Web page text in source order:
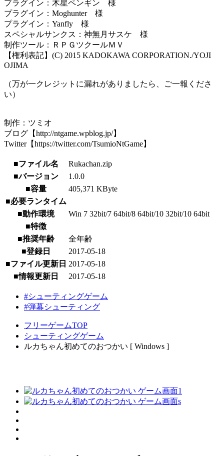
プラグイン：木星ペンギン 様
プラグイン：Moghunter 様
プラグイン：Yanfly 様
スペシャルサンクス：神無月サスケ 様
制作ツール：ＲＰＧツクールＭＶ
【権利表記】(C) 2015 KADOKAWA CORPORATION./YOJI
OJIMA
（万が一クレジットに漏れがありましたら、ご一報くださ
い）
制作：ツミオ
ブログ【http://ntgame.wpblog.jp/】
Twitter【https://twitter.com/TsumioNtGame】
■ファイル名
Rukachan.zip
■バージョン
1.0.0
■容量
405,371 KByte
■必要ランタイム
■動作環境
Win 7 32bit/7 64bit/8 64bit/10 32bit/10 64bit
■特徴
■推奨年齢
全年齢
■登録日
2017-05-18
■ファイル更新日 2017-05-18
■情報更新日
2017-05-18
#シューティングゲーム
#弾幕シューティング
フリーゲームTOP
シューティングゲーム
ルカちゃん初めてのおつかい [ Windows ]